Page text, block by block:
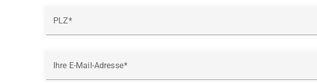
PLZ
Ihre E-Mail-Adresse